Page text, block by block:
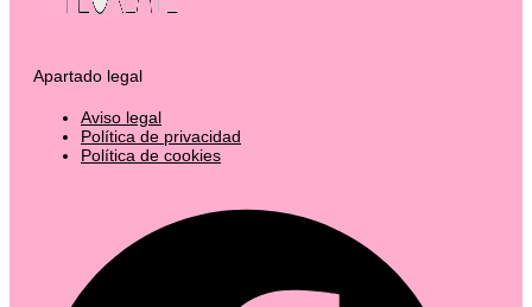
Apartado legal
Aviso legal
Política de privacidad
Política de cookies